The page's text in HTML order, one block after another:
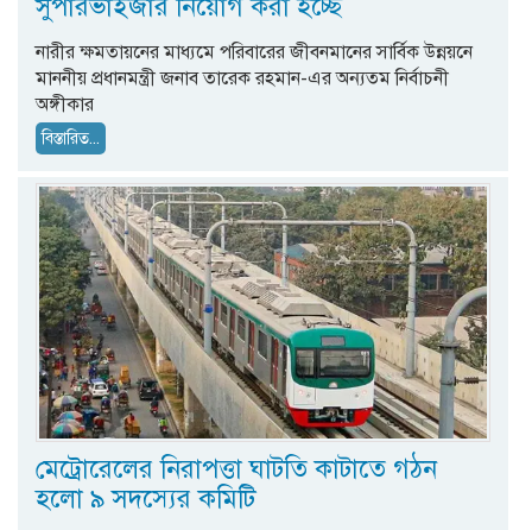
সুপারভাইজার নিয়োগ করা হচ্ছে
নারীর ক্ষমতায়নের মাধ্যমে পরিবারের জীবনমানের সার্বিক উন্নয়নে
মাননীয় প্রধানমন্ত্রী জনাব তারেক রহমান-এর অন্যতম নির্বাচনী
অঙ্গীকার
বিস্তারিত...
মেট্রোরেলের নিরাপত্তা ঘাটতি কাটাতে গঠন
হলো ৯ সদস্যের কমিটি